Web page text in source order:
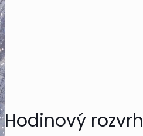
Hodinový rozvrh